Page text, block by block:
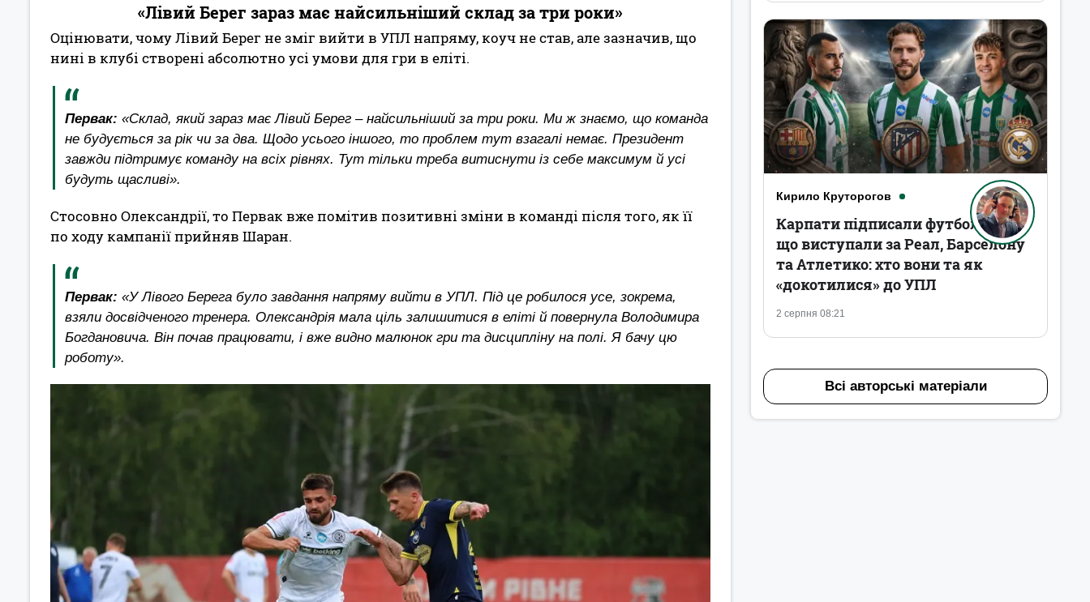
«Лівий Берег зараз має найсильніший склад за три роки»
Оцінювати, чому Лівий Берег не зміг вийти в УПЛ напряму, коуч не став, але зазначив, що
нині в клубі створені абсолютно усі умови для гри в еліті.
Первак: «Склад, який зараз має Лівий Берег – найсильніший за три роки. Ми ж знаємо, що команда
не будується за рік чи за два. Щодо усього іншого, то проблем тут взагалі немає. Президент
завжди підтримує команду на всіх рівнях. Тут тільки треба витиснути із себе максимум й усі
будуть щасливі».
Стосовно Олександрії, то Первак вже помітив позитивні зміни в команді після того, як її
по ходу кампанії прийняв Шаран.
Первак: «У Лівого Берега було завдання напряму вийти в УПЛ. Під це робилося усе, зокрема,
взяли досвідченого тренера. Олександрія мала ціль залишитися в еліті й повернула Володимира
Богдановича. Він почав працювати, і вже видно малюнок гри та дисципліну на полі. Я бачу цю
роботу».
Кирило Круторогов
2 серпня 08:21
Карпати підписали футболістів,
що виступали за Реал, Барселону
та Атлетико: хто вони та як
«докотилися» до УПЛ
Всі авторські матеріали